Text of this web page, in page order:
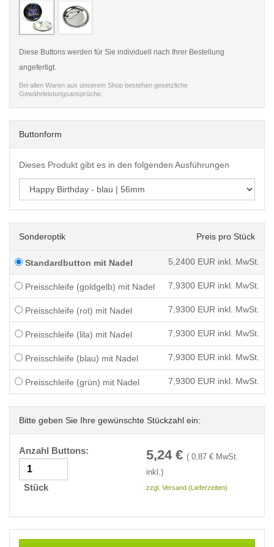
Diese Buttons werden für Sie individuell nach Ihrer Bestellung
angefertigt.
Bei allen Waren aus unserem Shop bestehen gesetzliche
Gewährleistungsansprüche.
Buttonform
Dieses Produkt gibt es in den folgenden Ausführungen
Sonderoptik Preis pro Stück
Standardbutton mit Nadel 5,2400 EUR inkl. MwSt.
Preisschleife (goldgelb) mit Nadel 7,9300 EUR inkl. MwSt.
Preisschleife (rot) mit Nadel 7,9300 EUR inkl. MwSt.
Preisschleife (lila) mit Nadel 7,9300 EUR inkl. MwSt.
Preisschleife (blau) mit Nadel 7,9300 EUR inkl. MwSt.
Preisschleife (grün) mit Nadel 7,9300 EUR inkl. MwSt.
Bitte geben Sie Ihre gewünschte Stückzahl ein:
Anzahl Buttons:
Stück
5,24 € ( 0,87 € MwSt.
inkl.)
zzgl. Versand (Lieferzeiten)